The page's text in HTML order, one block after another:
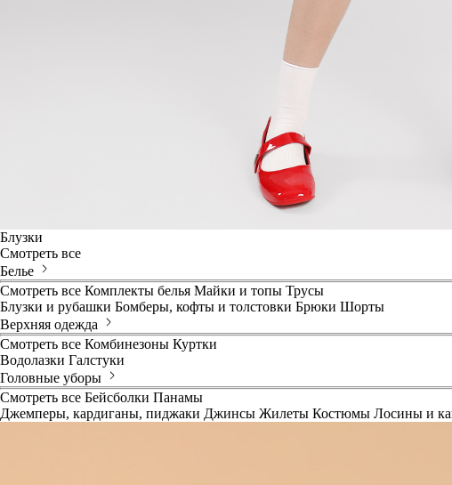
Блузки
Смотреть все
Белье
Смотреть все Комплекты белья Майки и топы Трусы
Блузки и рубашки Бомберы, кофты и толстовки Брюки Шорты
Верхняя одежда
Смотреть все Комбинезоны Куртки
Водолазки Галстуки
Головные уборы
Смотреть все Бейсболки Панамы
Джемперы, кардиганы, пиджаки Джинсы Жилеты Костюмы Лосины и